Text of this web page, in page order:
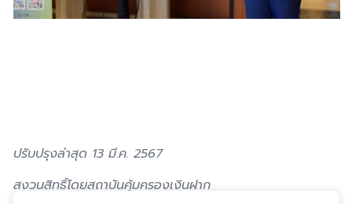
ปรับปรุงล่าสุด 13 มี.ค. 2567
สงวนสิทธิ์โดยสถาบันคุ้มครองเงินฝาก